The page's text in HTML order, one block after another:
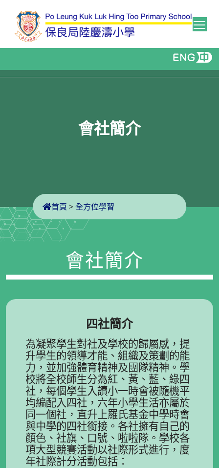
會社簡介
首頁 >全方位學習
會社簡介
四社簡介
為凝聚學生對社及學校的歸屬感，提
升學生的領導才能、組織及策劃的能
力，並加強體育精神及團隊精神。學
校將全校師生分為紅、黃、藍、綠四
社，每個學生入讀小一時會被隨機平
均編配入四社，六年小學生活亦屬於
同一個社，直升上羅氏基金中學時會
與中學的四社銜接。各社擁有自己的
顏色、社旗、口號、啦啦隊。學校各
項大型競賽活動以社際形式進行，度
年社際計分活動包括：